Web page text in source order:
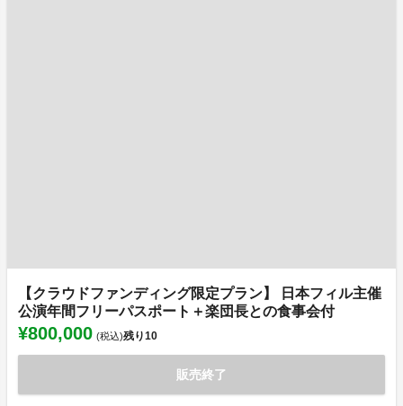
【クラウドファンディング限定プラン】 日本フィル主催
公演年間フリーパスポート＋楽団長との食事会付
¥800,000 (税込)残り10
販売終了